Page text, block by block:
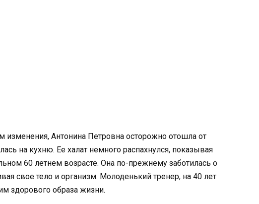
Антонина Петровна осторожно отошла от
на кухню. Ее халат немного распахнулся, показывая
60 летнем возрасте. Она по-прежнему заботилась о
свое тело и организм. Молоденький тренер, на 40 лет
здорового образа жизни.